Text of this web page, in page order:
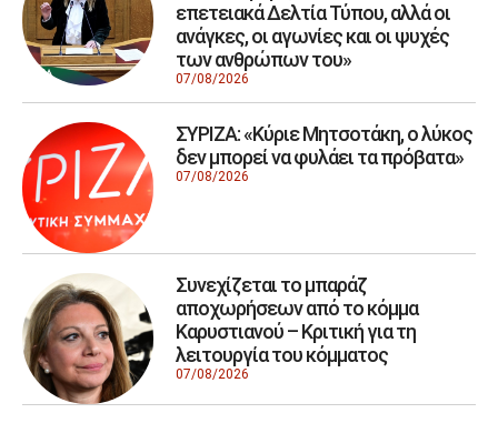
επετειακά Δελτία Τύπου, αλλά οι
ανάγκες, οι αγωνίες και οι ψυχές
των ανθρώπων του»
07/08/2026
ΣΥΡΙΖΑ: «Κύριε Μητσοτάκη, ο λύκος
δεν μπορεί να φυλάει τα πρόβατα»
07/08/2026
Συνεχίζεται το μπαράζ
αποχωρήσεων από το κόμμα
Καρυστιανού – Κριτική για τη
λειτουργία του κόμματος
07/08/2026